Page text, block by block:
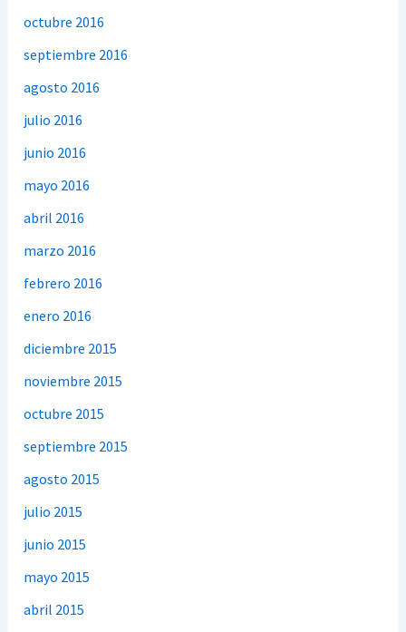
octubre 2016
septiembre 2016
agosto 2016
julio 2016
junio 2016
mayo 2016
abril 2016
marzo 2016
febrero 2016
enero 2016
diciembre 2015
noviembre 2015
octubre 2015
septiembre 2015
agosto 2015
julio 2015
junio 2015
mayo 2015
abril 2015